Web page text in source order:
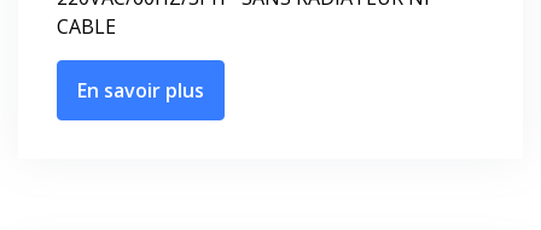
CABLE
En savoir plus